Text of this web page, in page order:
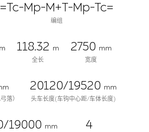
=Tc-Mp-M+T-Mp-Tc=
编组
118.32
m
全长
2750 mm
宽度
落）
20120/19520 mm
头车长度(车钩中心距/车体长度)
19000 mm
4